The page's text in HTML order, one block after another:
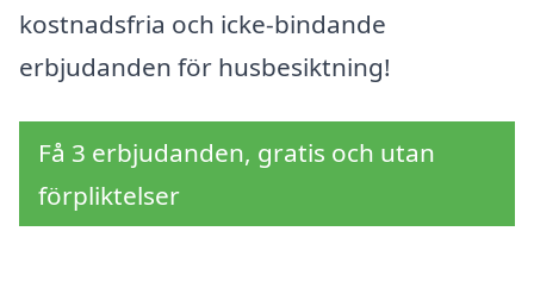
kostnadsfria och icke-bindande
erbjudanden för husbesiktning!
Få 3 erbjudanden, gratis och utan
förpliktelser